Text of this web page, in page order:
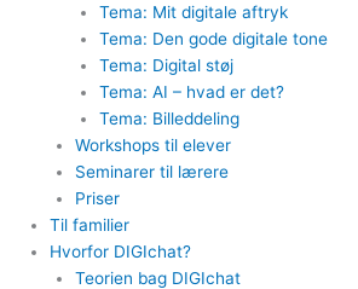
Tema: Mit digitale aftryk
Tema: Den gode digitale tone
Tema: Digital støj
Tema: AI – hvad er det?
Tema: Billeddeling
Workshops til elever
Seminarer til lærere
Priser
Til familier
Hvorfor DIGIchat?
Teorien bag DIGIchat